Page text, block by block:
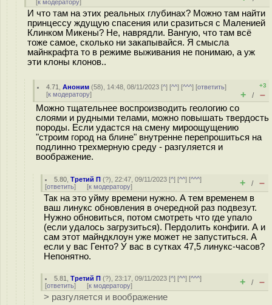
[к модератору]
И что там на этих реальных глубинах? Можно там найти
принцессу ждущую спасения или сразиться с Маленией
Клинком Микены? Не, наврядли. Вангую, что там всё
тоже самое, сколько ни закапывайся. Я смысла
майнкрафта то в режиме выживания не понимаю, а уж
эти клоны клонов..
4.71 ,Аноним (58), 14:48, 08/11/2023 [^] [^^] [^^^] [ответить]
[к модератору]
+3
+ / –
Можно тщательнее воспроизводить геологию со
слоями и рудными телами, можно повышать твердость
породы. Если удастся на смену мироощущению
"строим город на блине" внутренне перепрошиться на
подлинно трехмерную среду - разгуляется и
воображение.
5.80 ,Третий П (?), 22:47, 09/11/2023 [^] [^^] [^^^]
[ответить] [к модератору] + / –
Так на это уйму времени нужно. А тем временем в
ваш линукс обновления в очередной раз подвезут.
Нужно обновиться, потом смотреть что где упало
(если удалось загрузиться). Пердолить конфиги. А и
сам этот майндклоун уже может не запуститься. А
если у вас Генто? У вас в сутках 47,5 линукс-часов?
Непонятно.
5.81 ,Третий П (?), 23:17, 09/11/2023 [^] [^^] [^^^]
[ответить] [к модератору] + / –
> разгуляется и воображение